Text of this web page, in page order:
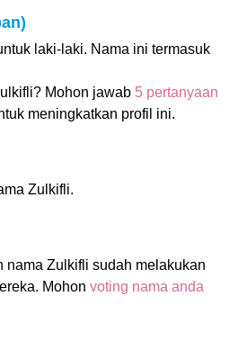
laki-laki. Nama ini termasuk
Mohon jawab 5 pertanyaan
meningkatkan profil ini.
Zulkifli.
nama Zulkifli sudah melakukan
Mohon voting nama anda